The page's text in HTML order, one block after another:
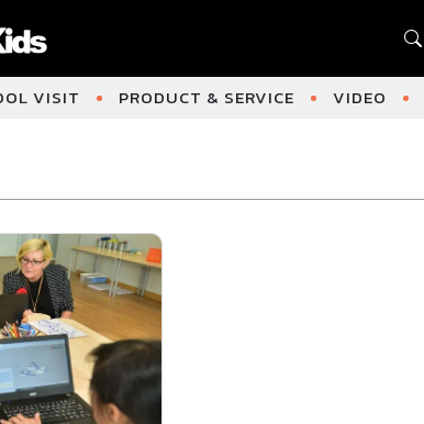
VISIT PRODUCT & SERVICE VIDEO